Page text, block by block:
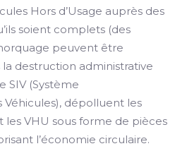
Hors d’Usage auprès des
soient complets (des
peuvent être
la destruction administrative
SIV (Système
Véhicules), dépolluent les
les VHU sous forme de pièces
l’économie circulaire.